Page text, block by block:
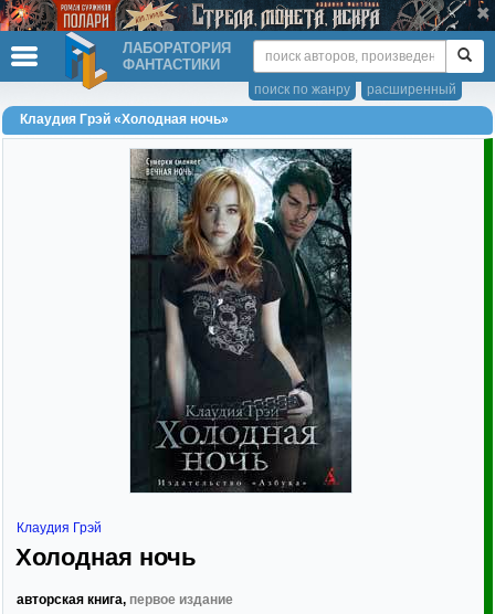
ЛАБОРАТОРИЯ
ФАНТАСТИКИ
расширенный
поиск по жанру
Клаудия Грэй «Холодная ночь»
Клаудия Грэй
Холодная ночь
авторская книга, первое издание